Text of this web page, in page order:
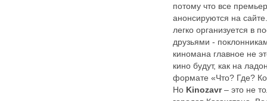
потому что все
анонсируются на
легко организуется в
друзьями -
киномана главное не
кино будут, как на
формате «Что? Где?
Но Kinozavr– это не